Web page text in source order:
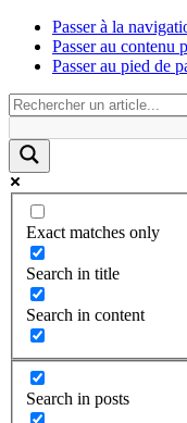
Passer à la
Passer au contenu
Passer au pied de
Exact matches only
Search in title
Search in content
Search in posts